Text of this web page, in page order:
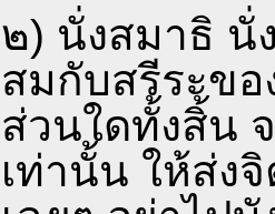
๒) นั่งสมาธิ นั่
สมกับสรีระขอ
ส่วนใดทั้งสิ้น
เท่านั้น ให้ส่ง